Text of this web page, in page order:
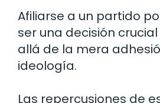
Afiliarse a un partido
ser una decisión
allá de la mera
ideología.
Las repercusiones de